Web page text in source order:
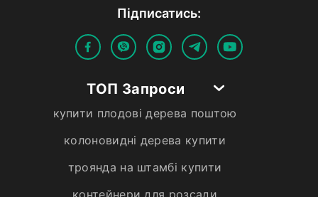
Пiдписатись:
ТОП Запроси
купити плодові дерева поштою
колоновидні дерева купити
троянда на штамбі купити
контейнери для розсади